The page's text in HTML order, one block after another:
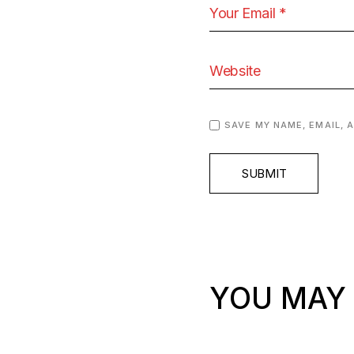
SAVE MY NAME, EMAIL,
SUBMIT
YOU MAY